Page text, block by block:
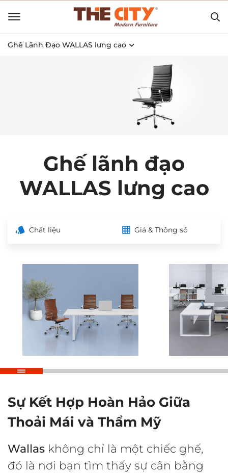
Ghế Lãnh Đạo WALLAS lưng cao
Ghế lãnh đạo
WALLAS lưng cao
Chất liệu Giá & Thông số
Sự Kết Hợp Hoàn Hảo Giữa
Thoải Mái và Thẩm Mỹ
Wallas không chỉ là một chiếc ghế,
đó là nơi bạn tìm thấy sự cân bằng